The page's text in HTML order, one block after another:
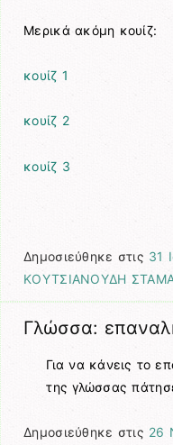
Μερικά ακόμη κουίζ:
κουίζ 1
κουίζ 2
κουίζ 3
Δημοσιεύθηκε στις 31
ΚΟΥΤΣΙΑΝΟΥΔΗ
Γλώσσα:
Για να κάνεις το
της γλώσσας
Δημοσιεύθηκε στις 26